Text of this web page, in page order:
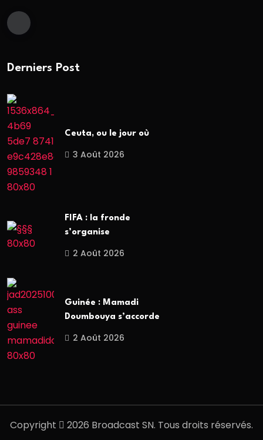
Derniers Post
Ceuta, ou le jour où
3 Août 2026
FIFA : la fronde
s’organise
2 Août 2026
Guinée : Mamadi
Doumbouya s’accorde
2 Août 2026
Copyright 2026 Broadcast SN. Tous droits réservés.